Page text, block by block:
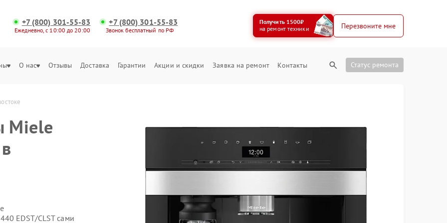
+7 (800) 301-55-83
Ежедневно, с 10:00 до 20:00
+7 (800) 301-55-83
Звонок бесплатный по РФ
Получить 1500₽
на ремонт техники
Перезвоните мне
О нас Отзывы Доставка Гарантии Акции и скидки Заявка на ремонт Контакты Статус ремонта
Miele
EDST/CLST сами